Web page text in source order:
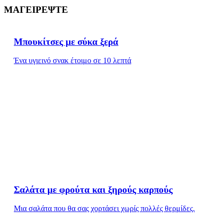
ΜΑΓΕΙΡΕΨΤΕ
Μπουκίτσες με σύκα ξερά
Ένα υγιεινό σνακ έτοιμο σε 10 λεπτά
Σαλάτα με φρούτα και ξηρούς καρπούς
Μια σαλάτα που θα σας χορτάσει χωρίς πολλές θερμίδες.